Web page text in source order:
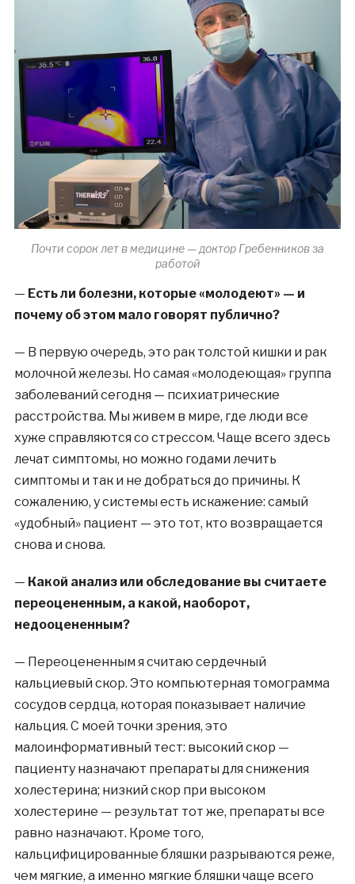
Почти сорок лет в медицине — доктор Гребенников за
работой
— Есть ли болезни, которые «молодеют» — и
почему об этом мало говорят публично?
— В первую очередь, это рак толстой кишки и рак
молочной железы. Но самая «молодеющая» группа
заболеваний сегодня — психиатрические
расстройства. Мы живем в мире, где люди все
хуже справляются со стрессом. Чаще всего здесь
лечат симптомы, но можно годами лечить
симптомы и так и не добраться до причины. К
сожалению, у системы есть искажение: самый
«удобный» пациент — это тот, кто возвращается
снова и снова.
— Какой анализ или обследование вы считаете
переоцененным, а какой, наоборот,
недооцененным?
— Переоцененным я считаю сердечный
кальциевый скор. Это компьютерная томограмма
сосудов сердца, которая показывает наличие
кальция. С моей точки зрения, это
малоинформативный тест: высокий скор —
пациенту назначают препараты для снижения
холестерина; низкий скор при высоком
холестерине — результат тот же, препараты все
равно назначают. Кроме того,
кальцифицированные бляшки разрываются реже,
чем мягкие, а именно мягкие бляшки чаще всего